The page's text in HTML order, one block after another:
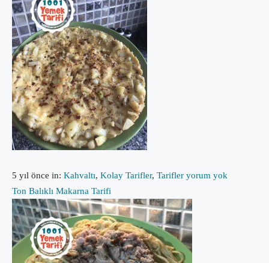
5 yıl önce in: Kahvaltı, Kolay Tarifler, Tarifler yorum yok
Ton Balıklı Makarna Tarifi